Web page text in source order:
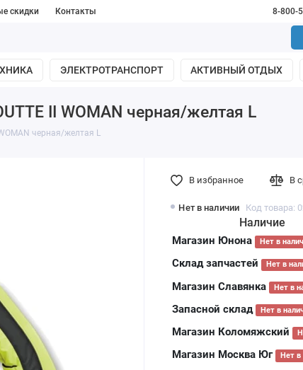
скидки Контакты 8-800-
ЭЛЕКТРОТРАНСПОРТ АКТИВНЫЙ ОТДЫХ
II WOMAN черная/желтая L
черная/желтая L
Нет в наличии Код товара:
Наличие
Магазин Юнона Нет в
Склад запчастей Нет в
Магазин Славянка Нет в
Запасной склад Нет в
Магазин Коломяжский
Магазин Москва Юг Нет в
В избранное В